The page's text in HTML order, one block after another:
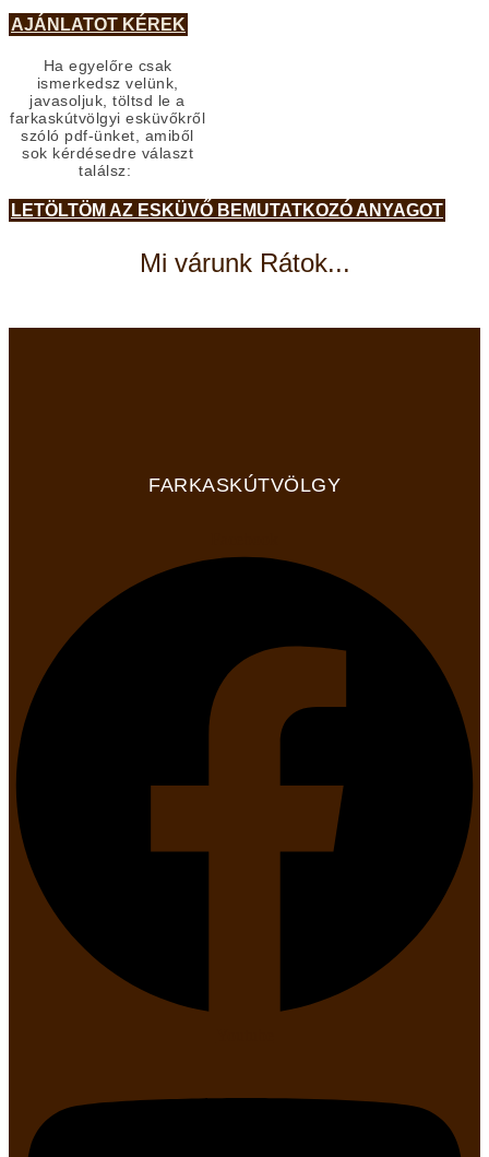
AJÁNLATOT KÉREK
Ha egyelőre csak
ismerkedsz velünk,
javasoljuk, töltsd le a
farkaskútvölgyi esküvőkről
szóló pdf-ünket, amiből
sok kérdésedre választ
találsz:
LETÖLTÖM AZ ESKÜVŐ BEMUTATKOZÓ ANYAGOT
Mi várunk Rátok...
FARKASKÚTVÖLGY